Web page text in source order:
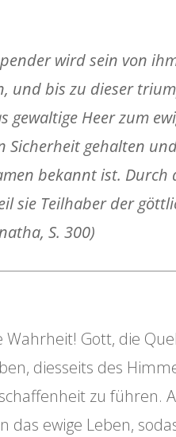
wird sein von
und bis zu dieser
gewaltige Heer zum
Sicherheit gehalten
bekannt ist.
sie Teilhaber der
, S. 300)
Gott, die
diesseits des
zu führen.
das ewige Leben,